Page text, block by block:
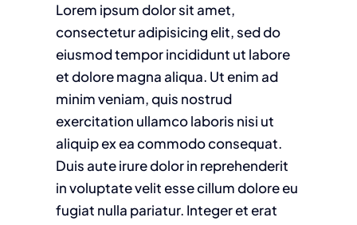
Lorem ipsum dolor sit amet,
consectetur adipisicing elit, sed do
eiusmod tempor incididunt ut labore
et dolore magna aliqua. Ut enim ad
minim veniam, quis nostrud
exercitation ullamco laboris nisi ut
aliquip ex ea commodo consequat.
Duis aute irure dolor in reprehenderit
in voluptate velit esse cillum dolore eu
fugiat nulla pariatur. Integer et erat